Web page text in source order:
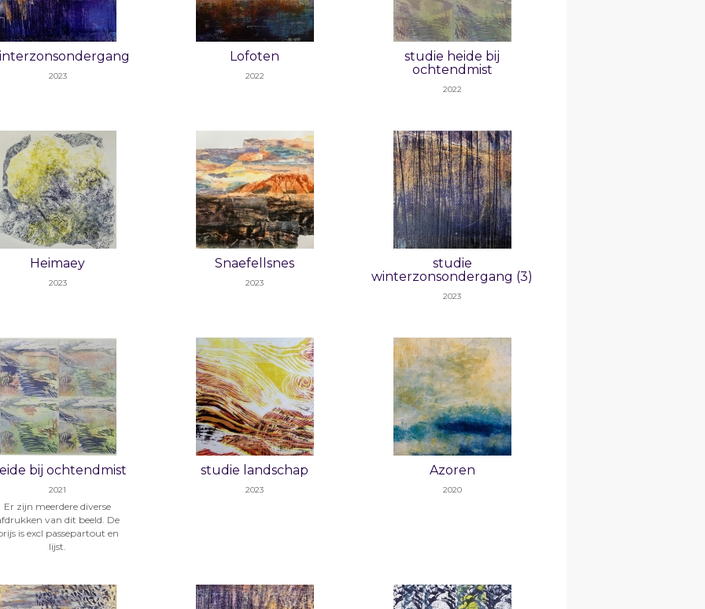
2023
Lofoten
2022
studie heide bij
ochtendmist
2022
Heimaey
2023
Snaefellsnes
2023
studie
winterzonsondergang (3)
2023
bij ochtendmist
2021
Er zijn meerdere diverse
van dit beeld. De
is excl passepartout en
lijst.
studie landschap
2023
Azoren
2020